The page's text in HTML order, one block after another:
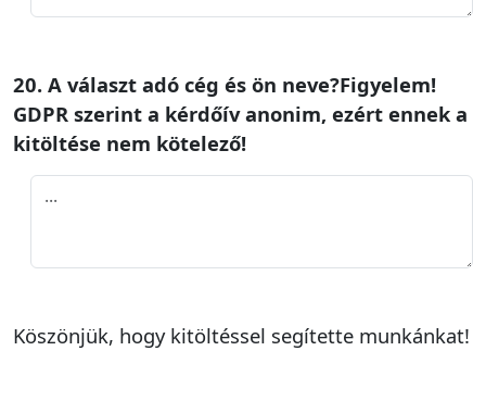
20. A választ adó cég és ön neve?Figyelem!
GDPR szerint a kérdőív anonim, ezért ennek a
kitöltése nem kötelező!
Köszönjük, hogy kitöltéssel segítette munkánkat!